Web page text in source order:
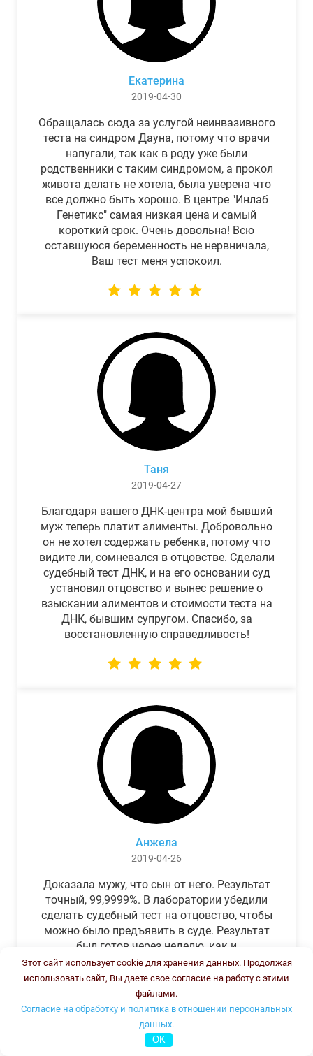
Екатерина
2019-04-30
Обращалась сюда за услугой неинвазивного
теста на синдром Дауна, потому что врачи
напугали, так как в роду уже были
родственники с таким синдромом, а прокол
живота делать не хотела, была уверена что
все должно быть хорошо. В центре "Инлаб
Генетикс" самая низкая цена и самый
короткий срок. Очень довольна! Всю
оставшуюся беременность не нервничала,
Ваш тест меня успокоил.
Таня
2019-04-27
Благодаря вашего ДНК-центра мой бывший
муж теперь платит алименты. Добровольно
он не хотел содержать ребенка, потому что
видите ли, сомневался в отцовстве. Сделали
судебный тест ДНК, и на его основании суд
установил отцовство и вынес решение о
взыскании алиментов и стоимости теста на
ДНК, бывшим супругом. Спасибо, за
восстановленную справедливость!
Анжела
2019-04-26
Доказала мужу, что сын от него. Результат
точный, 99,9999%. В лаборатории убедили
сделать судебный тест на отцовство, чтобы
можно было предъявить в суде. Результат
был готов через неделю, как и
обещали.Теперь муж бегает и извиняется.
Этот сайт использует cookie для хранения данных. Продолжая
использовать сайт, Вы даете свое согласие на работу с этими
файлами.
Согласие на обработку и политика в отношении персональных
данных.
OK